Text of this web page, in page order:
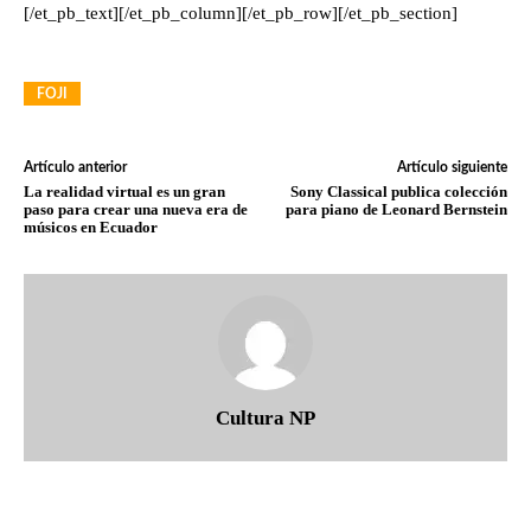
[/et_pb_text][/et_pb_column][/et_pb_row][/et_pb_section]
FOJI
Artículo anterior
La realidad virtual es un gran
paso para crear una nueva era de
músicos en Ecuador
Artículo siguiente
Sony Classical publica colección
para piano de Leonard Bernstein
Cultura NP